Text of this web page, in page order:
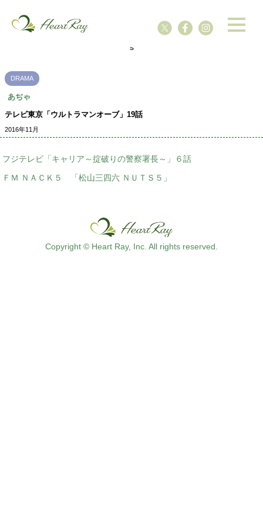
s
DRAMA
あぢゃ
テレビ東京「ウルトラマンオーブ」19話
2016年11月
フジテレビ「キャリア～掟破りの警察署長～」６話
ＦＭ ＮＡＣＫ５ 「松山三四六 ＮＵＴＳ５」
Copyright © Heart Ray, Inc. All rights reserved.